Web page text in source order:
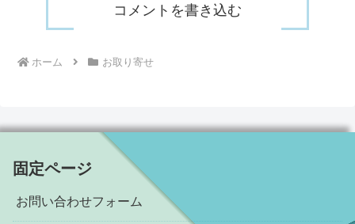
コメントを書き込む
ホーム お取り寄せ
固定ページ
お問い合わせフォーム